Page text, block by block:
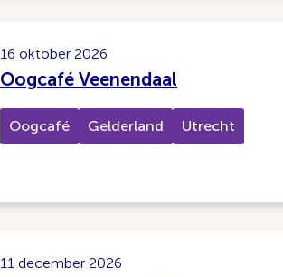
16 oktober 2026
Oogcafé Veenendaal
Oogcafé Gelderland Utrecht
11 december 2026